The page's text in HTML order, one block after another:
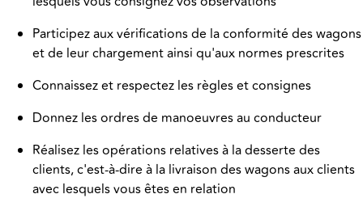
Participez aux vérifications de la conformité des wagons
et de leur chargement ainsi qu'aux normes prescrites
Connaissez et respectez les règles et consignes
Donnez les ordres de manoeuvres au conducteur
Réalisez les opérations relatives à la desserte des
clients, c'est-à-dire à la livraison des wagons aux clients
avec lesquels vous êtes en relation